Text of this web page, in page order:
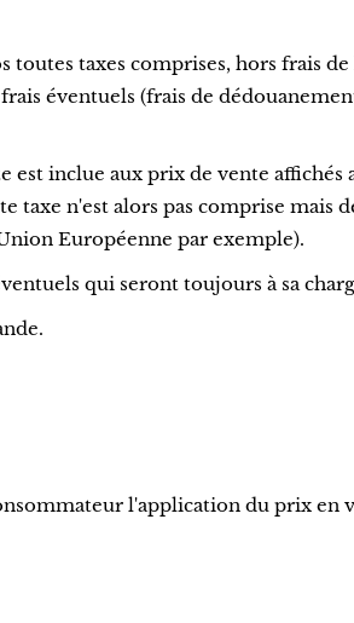
taxes comprises, hors frais
éventuels (frais de
est inclue aux prix de vente affichés
taxe n'est alors pas comprise mais
Européenne par exemple).
qui seront toujours à sa
l'application du prix en